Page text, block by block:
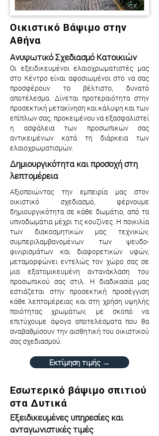
Οικιστικό Βάψιμο στην
Αθήνα
Ανυψωτικό Σχεδιασμό Κατοικιών
Οι εξειδικευμένοι ελαιοχρωματιστές μας
στο Κέντρο είναι αφοσιωμένοι στο να σας
προσφέρουν το βέλτιστο, δυνατό
αποτέλεσμα. Δίνεται προτεραιότητα στην
προσεκτική μετακίνηση και κάλυψη και των
επίπλων σας, προκειμένου να εξασφαλιστεί
η ασφάλεια των προσωπικών σας
αντικειμένων κατά τη διάρκεια των
ελαιοχρωματισμών.
Δημιουργικότητα και προσοχή στη
λεπτομέρεια
Αξιοποιώντας την εμπειρία μας στον
οικιστικό σχεδιασμό, φέρνουμε
δημιουργικότητα σε κάθε δωμάτιο, από τα
υπνοδωμάτια μέχρι τις κουζίνες. Η ποικιλία
των διακοσμητικών μας τεχνικών,
συμπεριλαμβανομένων των ψευδο-
φινιρισμάτων και διαφορετικών υφών,
μεταμορφώνει εντελώς τον χώρο σας σε
μια εξατομικευμένη αντανάκλαση του
προσωπικού σας στιλ. Η διαδικασία μας
εστιάζεται στην προσεκτική προσέγγιση
κάθε λεπτομέρειας και στη χρήση υψηλής
ποιότητας χρωμάτων, με σκοπό να
επιτύχουμε άψογα αποτελέσματα που θα
αναβαθμίσουν την αισθητική του οικιστικού
σας σχεδιασμού.
Εκτίμηση τιμής →
Εσωτερικό βάψιμο σπιτιού
στα Δυτικά
Εξειδικευμένες υπηρεσίες και
ανταγωνιστικές τιμές